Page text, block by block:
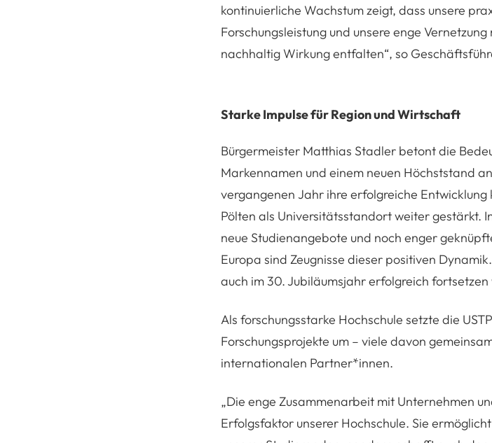
kontinuierliche Wachstum zeigt, dass unsere
Forschungsleistung und unsere enge
nachhaltig Wirkung entfalten“, so
Starke Impulse für Region und Wirtschaft
Bürgermeister Matthias Stadler betont die
Markennamen und einem neuen Höchststand
vergangenen Jahr ihre erfolgreiche
Pölten als Universitätsstandort weiter gestärkt.
neue Studienangebote und noch enger
Europa sind Zeugnisse dieser positiven
auch im 30. Jubiläumsjahr erfolgreich fortsetzen
Als forschungsstarke Hochschule setzte die
Forschungsprojekte um – viele davon
internationalen Partner*innen.
„Die enge Zusammenarbeit mit Unternehmen
Erfolgsfaktor unserer Hochschule. Sie